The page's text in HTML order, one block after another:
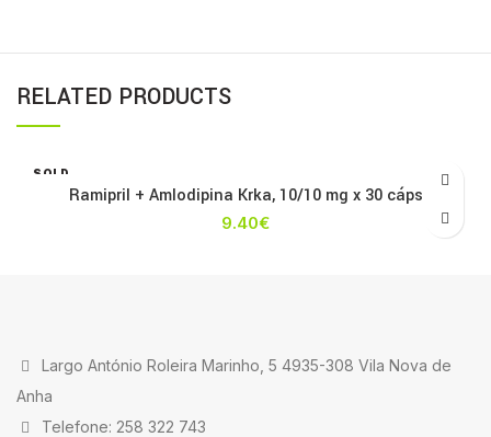
RELATED PRODUCTS
SOLD
Ramipril + Amlodipina Krka, 10/10 mg x 30 cáps
9.40€
Largo António Roleira Marinho, 5 4935-308 Vila Nova de
Anha
Telefone: 258 322 743